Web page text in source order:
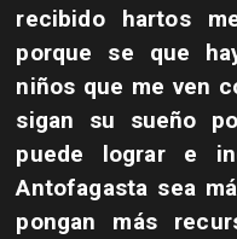
recibido hartos
porque se que
niños que me ven
sigan su sueño
puede lograr e
Antofagasta sea
pongan más